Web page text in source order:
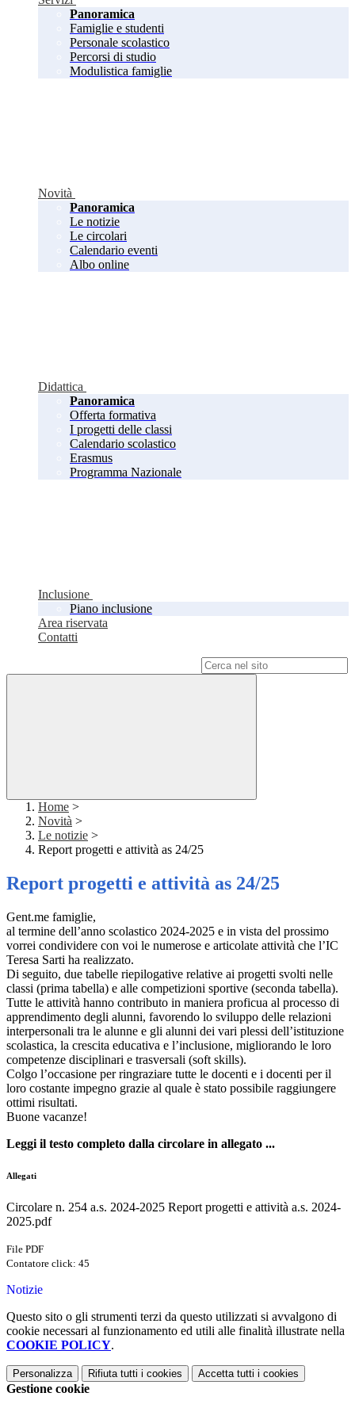
Panoramica
Famiglie e studenti
Personale scolastico
Percorsi di studio
Modulistica famiglie
Novità
Panoramica
Le notizie
Le circolari
Calendario eventi
Albo online
Didattica
Panoramica
Offerta formativa
I progetti delle classi
Calendario scolastico
Erasmus
Programma Nazionale
Inclusione
Piano inclusione
Area riservata
Contatti
Home >
Novità >
Le notizie >
Report progetti e attività as 24/25
Report progetti e attività as 24/25
Gent.me famiglie,
al termine dell’anno scolastico 2024-2025 e in vista del prossimo
vorrei condividere con voi le numerose e articolate attività che l’IC
Teresa Sarti ha realizzato.
Di seguito, due tabelle riepilogative relative ai progetti svolti nelle
classi (prima tabella) e alle competizioni sportive (seconda tabella).
Tutte le attività hanno contributo in maniera proficua al processo di
apprendimento degli alunni, favorendo lo sviluppo delle relazioni
interpersonali tra le alunne e gli alunni dei vari plessi dell’istituzione
scolastica, la crescita educativa e l’inclusione, migliorando le loro
competenze disciplinari e trasversali (soft skills).
Colgo l’occasione per ringraziare tutte le docenti e i docenti per il
loro costante impegno grazie al quale è stato possibile raggiungere
ottimi risultati.
Buone vacanze!
Leggi il testo completo dalla circolare in allegato ...
Allegati
Circolare n. 254 a.s. 2024-2025 Report progetti e attività a.s. 2024-
2025.pdf
File PDF
Contatore click: 45
Notizie
Questo sito o gli strumenti terzi da questo utilizzati si avvalgono di
cookie necessari al funzionamento ed utili alle finalità illustrate nella
COOKIE POLICY.
Personalizza Rifiuta tutti i cookies Accetta tutti i cookies
Gestione cookie